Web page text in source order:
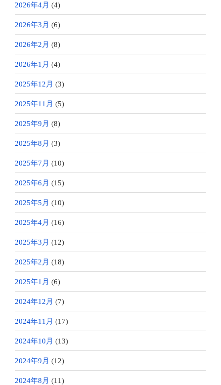
2026年4月 (4)
2026年3月 (6)
2026年2月 (8)
2026年1月 (4)
2025年12月 (3)
2025年11月 (5)
2025年9月 (8)
2025年8月 (3)
2025年7月 (10)
2025年6月 (15)
2025年5月 (10)
2025年4月 (16)
2025年3月 (12)
2025年2月 (18)
2025年1月 (6)
2024年12月 (7)
2024年11月 (17)
2024年10月 (13)
2024年9月 (12)
2024年8月 (11)